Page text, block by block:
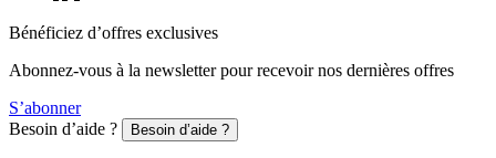
Bénéficiez d’offres exclusives
Abonnez-vous à la newsletter pour recevoir nos dernières offres
S’abonner
Besoin d’aide ?
Besoin d’aide ?